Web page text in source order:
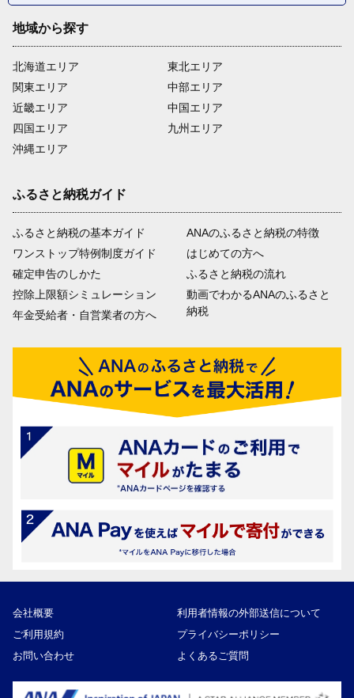
地域から探す
北海道エリア
関東エリア
近畿エリア
四国エリア
沖縄エリア
東北エリア
中部エリア
中国エリア
九州エリア
ふるさと納税ガイド
ふるさと納税の基本ガイド
ワンストップ特例制度ガイド
確定申告のしかた
控除上限額シミュレーション
年金受給者・自営業者の方へ
ANAのふるさと納税の特徴
はじめての方へ
ふるさと納税の流れ
動画でわかるANAのふるさと
納税
会社概要
利用者情報の外部送信について
ご利用規約
プライバシーポリシー
お問い合わせ
よくあるご質問